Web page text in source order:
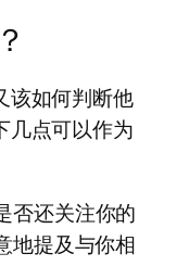
该如何判断他
几点可以作为
否还关注你的
地提及与你相